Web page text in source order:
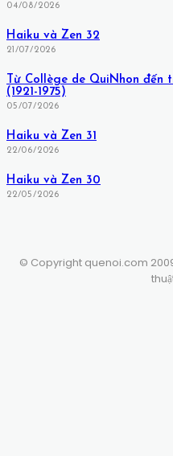
04/08/2026
Haiku và Zen 32
21/07/2026
Từ Collège de QuiNhon
(1921-1975)
05/07/2026
Haiku và Zen 31
22/06/2026
Haiku và Zen 30
22/05/2026
© Copyright quenoi.com